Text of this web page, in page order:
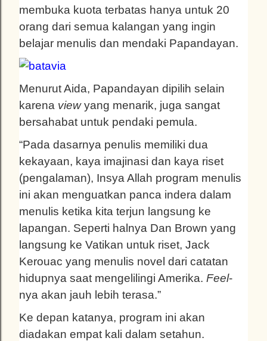
membuka kuota terbatas hanya untuk 20
orang dari semua kalangan yang ingin
belajar menulis dan mendaki Papandayan.
Menurut Aida, Papandayan dipilih selain
karena viewyang menarik, juga sangat
bersahabat untuk pendaki pemula.
“Pada dasarnya penulis memiliki dua
kekayaan, kaya imajinasi dan kaya riset
(pengalaman), Insya Allah program menulis
ini akan menguatkan panca indera dalam
menulis ketika kita terjun langsung ke
lapangan. Seperti halnya Dan Brown yang
langsung ke Vatikan untuk riset, Jack
Kerouac yang menulis novel dari catatan
hidupnya saat mengelilingi Amerika. Feel-
nya akan jauh lebih terasa.”
Ke depan katanya, program ini akan
diadakan empat kali dalam setahun.